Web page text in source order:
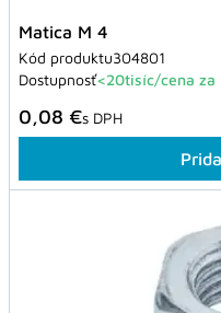
Matica M 4
Kód produktu304801
Dostupnosť<20tisíc/cena za
0,08 €s DPH